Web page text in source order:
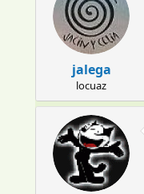
jalega
locuaz